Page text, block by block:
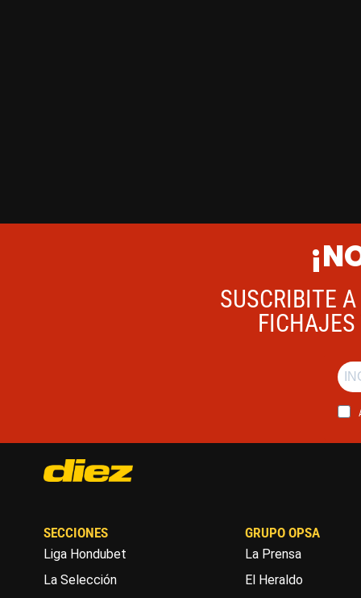
SUSCRIBITE
SECCIONES
Liga Hondubet
La Selección
GRUPO OPSA
La Prensa
El Heraldo